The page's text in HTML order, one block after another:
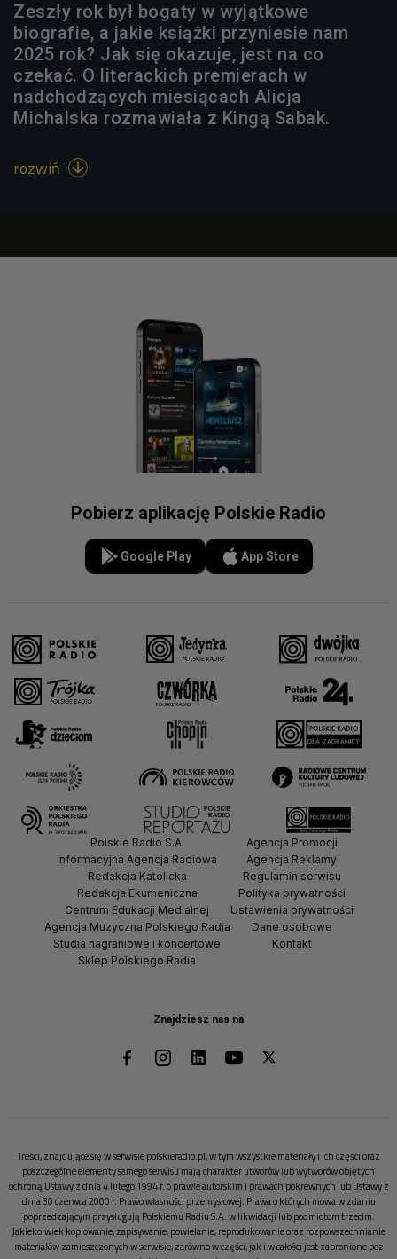
Zeszły rok był bogaty w wyjątkowe
biografie, a jakie książki przyniesie nam
2025 rok? Jak się okazuje, jest na co
czekać. O literackich premierach w
nadchodzących miesiącach Alicja
Michalska rozmawiała z Kingą Sabak.
rozwiń 
Pobierz aplikację Polskie Radio
Google Play App Store
Znajdziesz nas na
Polskie Radio S.A.
Informacyjna Agencja Radiowa
Redakcja Katolicka
Redakcja Ekumeniczna
Centrum Edukacji Medialnej
Agencja Muzyczna Polskiego Radia
Studia nagraniowe i koncertowe
Sklep Polskiego Radia
Agencja Promocji
Agencja Reklamy
Regulamin serwisu
Polityka prywatności
Ustawienia prywatności
Dane osobowe
Kontakt
Treści, znajdujące się w serwisie polskieradio.pl, w tym wszystkie materiały i ich części oraz
poszczególne elementy samego serwisu mają charakter utworów lub wytworów objętych
ochroną Ustawy z dnia 4 lutego 1994 r. o prawie autorskim i prawach pokrewnych lub Ustawy z
dnia 30 czerwca 2000 r. Prawo własności przemysłowej. Prawa o których mowa w zdaniu
poprzedzającym przysługują Polskiemu Radiu S.A. w likwidacji lub podmiotom trzecim.
Jakiekolwiek kopiowanie, zapisywanie, powielanie, reprodukowanie oraz rozpowszechnianie
materiałów zamieszczonych w serwisie, zarówno w części, jak i w całości jest zabronione bez